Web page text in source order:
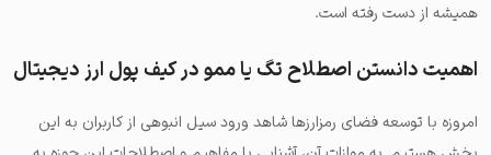
همیشه از دست رفته است.
اهمیت دانستن اصطلاح تگ یا ممو در کیف پول ارز دیجیتال
امروزه با توسعه فضای رمزارزها شاهد ورود سیل انبوهی از کاربران به این